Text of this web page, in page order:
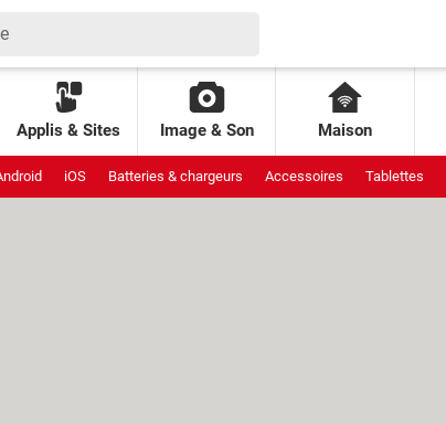
Applis & Sites Image & Son Maison
iOS Batteries & chargeurs Accessoires Tablettes